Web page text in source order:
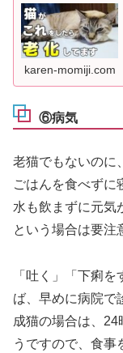
karen-momiji.com
⑥病気
老猫でもないのに、
ごはんを食べず
水も飲まずに元気
という場合は要注
「吐く」「下痢
ば、早めに病院で
成猫の場合は、
うですので、食事